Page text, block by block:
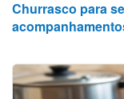
Churrasco para